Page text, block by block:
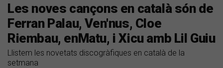
Les noves cançons en català són de
Ferran Palau, Ven'nus, Cloe
Riembau, enMatu, i Xicu amb Lil Guiu
Llistem les novetats discogràfiques en català de la
setmana